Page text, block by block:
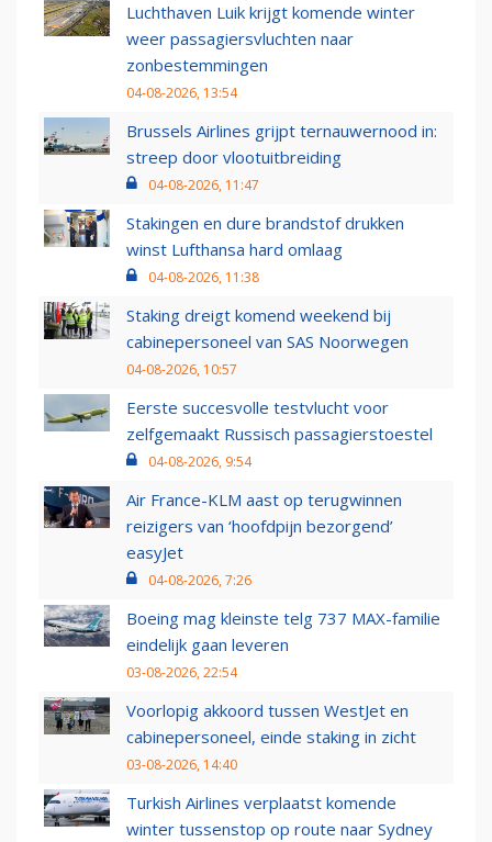
Luchthaven Luik krijgt komende winter
weer passagiersvluchten naar
zonbestemmingen
04-08-2026, 13:54
Brussels Airlines grijpt ternauwernood in:
streep door vlootuitbreiding
04-08-2026, 11:47
Stakingen en dure brandstof drukken
winst Lufthansa hard omlaag
04-08-2026, 11:38
Staking dreigt komend weekend bij
cabinepersoneel van SAS Noorwegen
04-08-2026, 10:57
Eerste succesvolle testvlucht voor
zelfgemaakt Russisch passagierstoestel
04-08-2026, 9:54
Air France-KLM aast op terugwinnen
reizigers van ‘hoofdpijn bezorgend’
easyJet
04-08-2026, 7:26
Boeing mag kleinste telg 737 MAX-familie
eindelijk gaan leveren
03-08-2026, 22:54
Voorlopig akkoord tussen WestJet en
cabinepersoneel, einde staking in zicht
03-08-2026, 14:40
Turkish Airlines verplaatst komende
winter tussenstop op route naar Sydney